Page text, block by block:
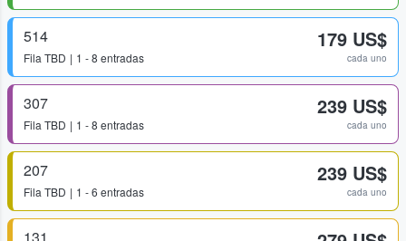
514
Fila TBD 1 - 8 entradas
179 US$
cada uno
307
Fila TBD 1 - 8 entradas
239 US$
cada uno
207
Fila TBD 1 - 6 entradas
239 US$
cada uno